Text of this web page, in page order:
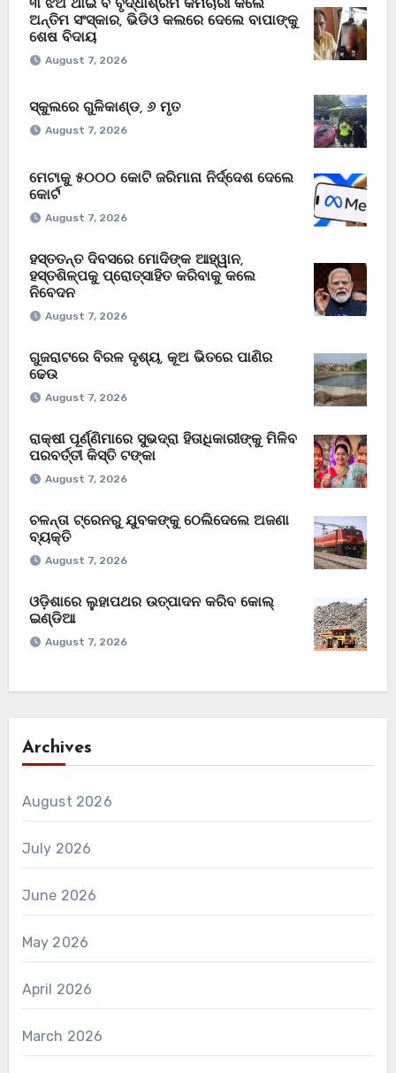
୩ ଝିଅ ଥାଇ ବି ବୃଦ୍ଧାଶ୍ରମ କର୍ମଚାରୀ କଲେ
ଅନ୍ତିମ ସଂସ୍କାର, ଭିଡିଓ କଲରେ ଦେଲେ ବାପାଙ୍କୁ
ଶେଷ ବିଦାୟ
August 7, 2026
ସ୍କୁଲରେ ଗୁଳିକାଣ୍ଡ, ୬ ମୃତ
August 7, 2026
ମେଟାକୁ ୫୦୦୦ କୋଟି ଜରିମାନା ନିର୍ଦ୍ଦେଶ ଦେଲେ
କୋର୍ଟ
August 7, 2026
ହସ୍ତତନ୍ତ ଦିବସରେ ମୋଦିଙ୍କ ଆହ୍ୱାନ,
ହସ୍ତଶିଳ୍ପକୁ ପ୍ରୋତ୍ସାହିତ କରିବାକୁ କଲେ
ନିବେଦନ
August 7, 2026
ଗୁଜରାଟରେ ବିରଳ ଦୃଶ୍ୟ, କୂଅ ଭିତରେ ପାଣିର
ଢେଉ
August 7, 2026
ରାକ୍ଷୀ ପୂର୍ଣ୍ଣିମାରେ ସୁଭଦ୍ରା ହିତାଧିକାରୀଙ୍କୁ ମିଳିବ
ପରବର୍ତ୍ତୀ କିସ୍ତି ଟଙ୍କା
August 7, 2026
ଚଳନ୍ତା ଟ୍ରେନରୁ ଯୁବକଙ୍କୁ ଠେଲିଦେଲେ ଅଜଣା
ବ୍ୟକ୍ତି
August 7, 2026
ଓଡ଼ିଶାରେ ଲୁହାପଥର ଉତ୍ପାଦନ କରିବ କୋଲ୍‌
ଇଣ୍ଡିଆ
August 7, 2026
Archives
August 2026
July 2026
June 2026
May 2026
April 2026
March 2026